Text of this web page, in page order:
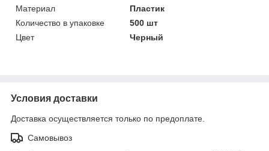
Материал
Пластик
Количество в упаковке
500 шт
Цвет
Черный
Условия доставки
Доставка осуществляется только по предоплате.
Самовывоз